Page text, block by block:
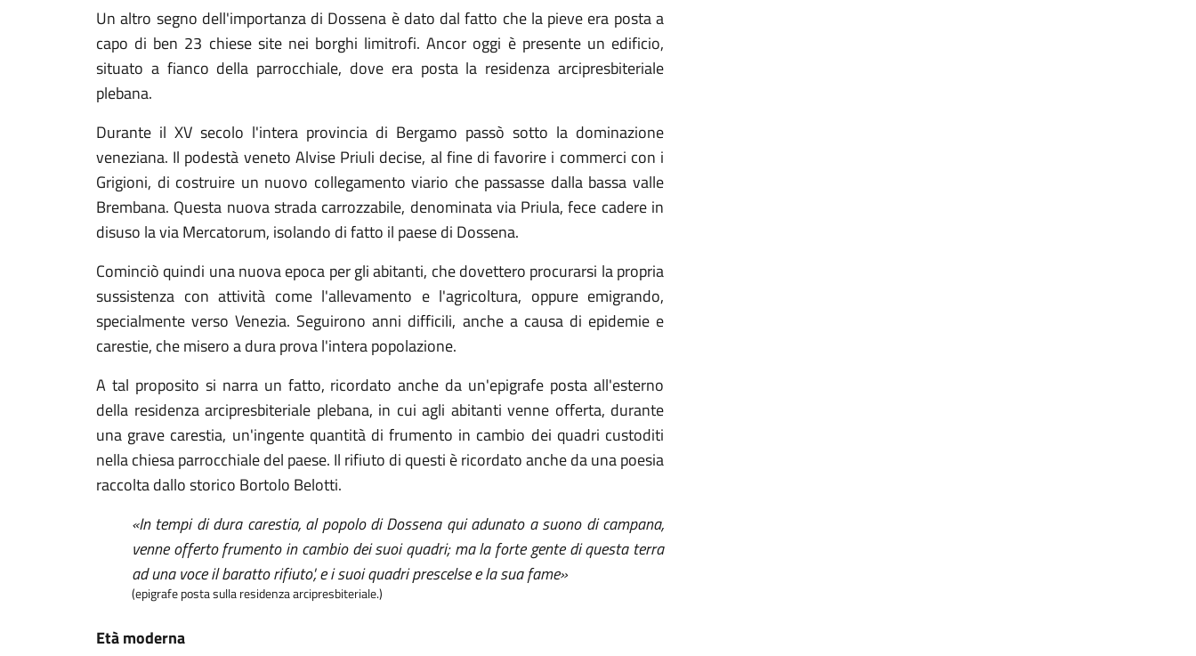
Un altro segno dell'importanza di Dossena è dato dal fatto che la pieve era posta a
capo di ben 23 chiese site nei borghi limitrofi. Ancor oggi è presente un edificio,
situato a fianco della parrocchiale, dove era posta la residenza arcipresbiteriale
plebana.
Durante il XV secolo l'intera provincia di Bergamo passò sotto la dominazione
veneziana. Il podestà veneto Alvise Priuli decise, al fine di favorire i commerci con i
Grigioni, di costruire un nuovo collegamento viario che passasse dalla bassa valle
Brembana. Questa nuova strada carrozzabile, denominata via Priula, fece cadere in
disuso la via Mercatorum, isolando di fatto il paese di Dossena.
Cominciò quindi una nuova epoca per gli abitanti, che dovettero procurarsi la propria
sussistenza con attività come l'allevamento e l'agricoltura, oppure emigrando,
specialmente verso Venezia. Seguirono anni difficili, anche a causa di epidemie e
carestie, che misero a dura prova l'intera popolazione.
A tal proposito si narra un fatto, ricordato anche da un'epigrafe posta all'esterno
della residenza arcipresbiteriale plebana, in cui agli abitanti venne offerta, durante
una grave carestia, un'ingente quantità di frumento in cambio dei quadri custoditi
nella chiesa parrocchiale del paese. Il rifiuto di questi è ricordato anche da una poesia
raccolta dallo storico Bortolo Belotti.
«In tempi di dura carestia, al popolo di Dossena qui adunato a suono di campana,
venne offerto frumento in cambio dei suoi quadri; ma la forte gente di questa terra
ad una voce il baratto rifiuto', e i suoi quadri prescelse e la sua fame»
(epigrafe posta sulla residenza arcipresbiteriale.)
Età moderna